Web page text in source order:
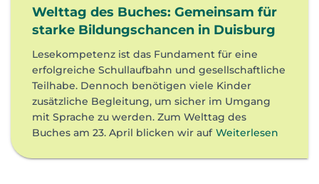
Welttag des Buches: Gemeinsam für
starke Bildungschancen in Duisburg
Lesekompetenz ist das Fundament für eine
erfolgreiche Schullaufbahn und gesellschaftliche
Teilhabe. Dennoch benötigen viele Kinder
zusätzliche Begleitung, um sicher im Umgang
mit Sprache zu werden. Zum Welttag des
Buches am 23. April blicken wir auf Weiterlesen